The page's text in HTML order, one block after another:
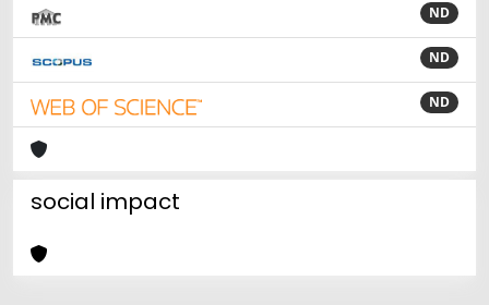
ND
ND
ND
social impact